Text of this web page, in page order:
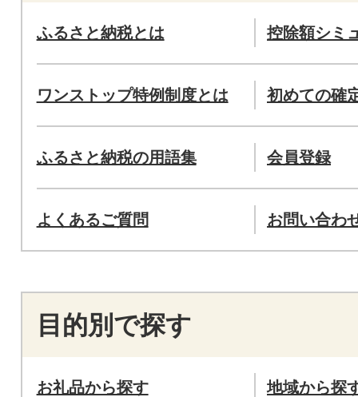
ふるさと納税とは 控除額シミ
ワンストップ特例制度とは 初めての確
ふるさと納税の用語集 会員登録
よくあるご質問 お問い合わ
目的別で探す
お礼品から探す 地域から探